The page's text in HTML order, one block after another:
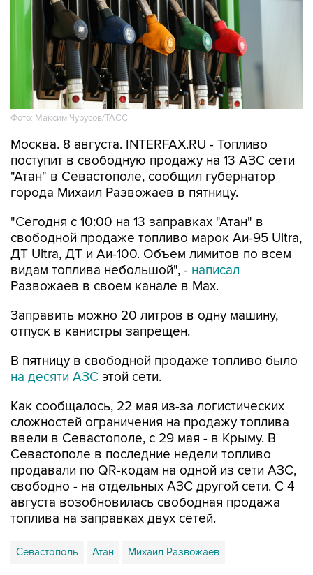
Фото: Максим Чурусов/ТАСС
Москва. 8 августа. INTERFAX.RU - Топливо
поступит в свободную продажу на 13 АЗС сети
"Атан" в Севастополе, сообщил губернатор
города Михаил Развожаев в пятницу.
"Сегодня с 10:00 на 13 заправках "Атан" в
свободной продаже топливо марок Аи-95 Ultra,
ДТ Ultra, ДТ и Аи-100. Объем лимитов по всем
видам топлива небольшой", - написал
Развожаев в своем канале в Max.
Заправить можно 20 литров в одну машину,
отпуск в канистры запрещен.
В пятницу в свободной продаже топливо было
на десяти АЗС этой сети.
Как сообщалось, 22 мая из-за логистических
сложностей ограничения на продажу топлива
ввели в Севастополе, с 29 мая - в Крыму. В
Севастополе в последние недели топливо
продавали по QR-кодам на одной из сети АЗС,
свободно - на отдельных АЗС другой сети. С 4
августа возобновилась свободная продажа
топлива на заправках двух сетей.
Севастополь Атан Михаил Развожаев